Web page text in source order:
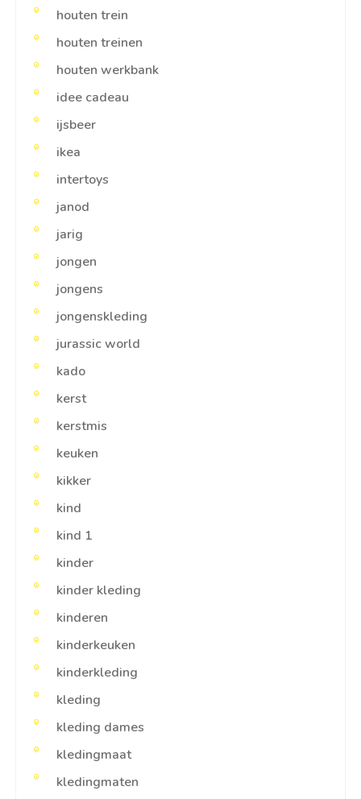
houten trein
houten treinen
houten werkbank
idee cadeau
ijsbeer
ikea
intertoys
janod
jarig
jongen
jongens
jongenskleding
jurassic world
kado
kerst
kerstmis
keuken
kikker
kind
kind 1
kinder
kinder kleding
kinderen
kinderkeuken
kinderkleding
kleding
kleding dames
kledingmaat
kledingmaten